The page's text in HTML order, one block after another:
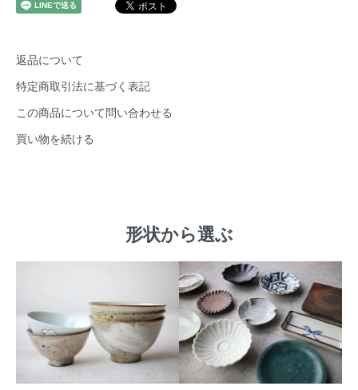
返品について
特定商取引法に基づく表記
この商品について問い合わせる
買い物を続ける
形状から選ぶ